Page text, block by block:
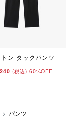
トン タックパンツ
(税込) 60%OFF
パンツ